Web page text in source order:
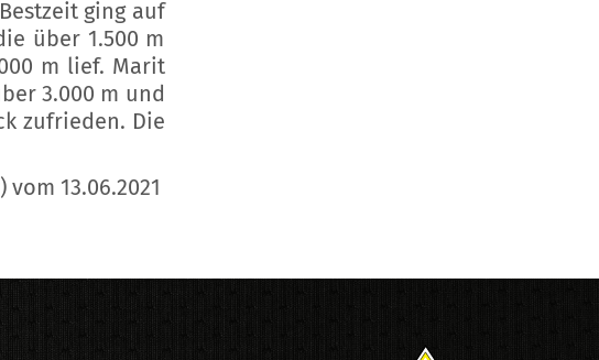
ging auf
über 1.500 m
m lief. Marit
3.000 m und
zufrieden. Die
13.06.2021